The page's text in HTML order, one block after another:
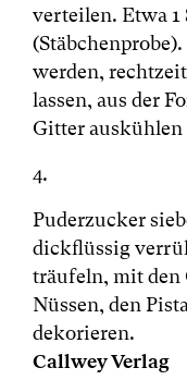
verteilen. Etwa 1
werden,
lassen, aus der
Gitter auskühlen
4.
Puderzucker
dickflüssig
träufeln, mit den
Nüssen, den
dekorieren.
Callwey Verlag